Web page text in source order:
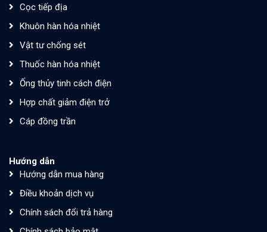
Cọc tiếp địa
Khuôn hàn hóa nhiệt
Vật tư chống sét
Thuốc hàn hóa nhiệt
Ống thủy tinh cách điện
Hợp chất giảm điện trở
Cáp đồng trần
Hướng dẫn
Hướng dẫn mua hàng
Điều khoản dịch vụ
Chính sách đổi trả hàng